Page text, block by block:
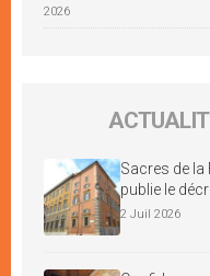
2026
Sacres de la
publie le
2 Juil 2026